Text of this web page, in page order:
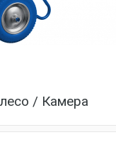
/ Камера